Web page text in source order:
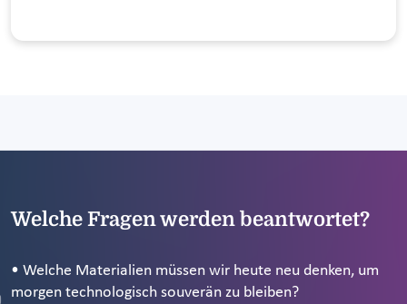
Welche Fragen werden beantwortet?
• Welche Materialien müssen wir heute neu denken, um
morgen technologisch souverän zu bleiben?